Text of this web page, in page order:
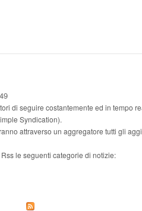
di seguire costantemente ed in tempo
Syndication).
attraverso un aggregatore tutti gli
le seguenti categorie di notizie: